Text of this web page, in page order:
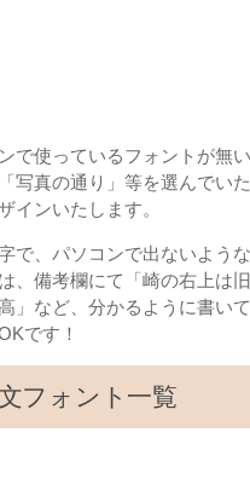
で使っているフォントが無
写真の通り」等を選んでい
インいたします。
で、パソコンで出ないよう
、備考欄にて「崎の右上は
」など、分かるように書い
です！
フォント一覧